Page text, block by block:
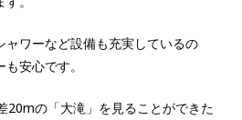
ャワーなど設備も充実しているの
安心です。
20mの「大滝」を見ることができた